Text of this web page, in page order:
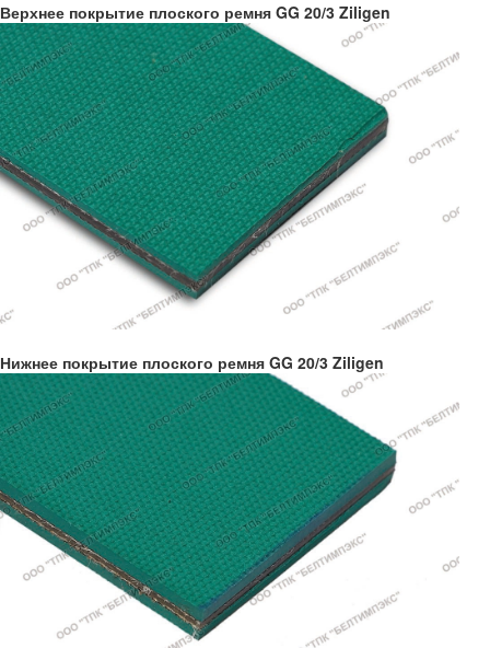
Верхнее покрытие плоского ремня GG 20/3 Ziligen
Нижнее покрытие плоского ремня GG 20/3 Ziligen